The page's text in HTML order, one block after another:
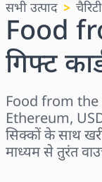
सभी उत्पाद चैरिटी
Food
गिफ्ट
Food from the
Ethereum,
सिक्कों के साथ
माध्यम से तुरंत